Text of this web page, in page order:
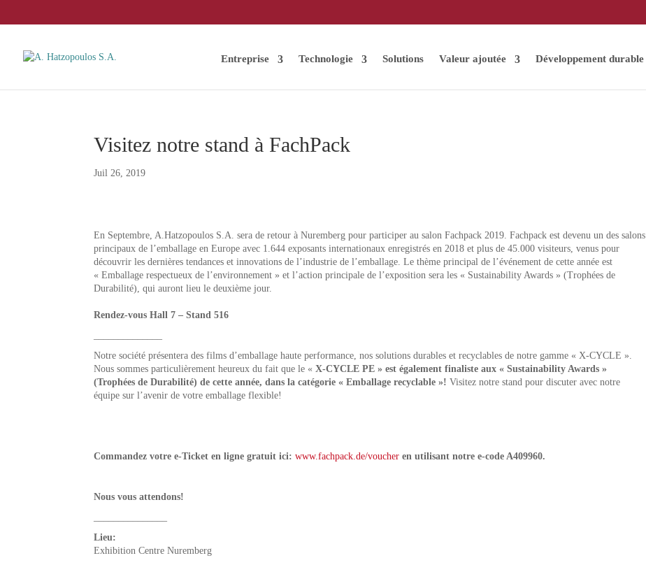
Entreprise Technologie Solutions Valeur ajoutée Développement durable
Visitez notre stand à FachPack
Juil 26, 2019
En Septembre, A.Hatzopoulos S.A. sera de retour à Nuremberg pour participer au salon Fachpack 2019. Fachpack est devenu un des salons
principaux de l’emballage en Europe avec 1.644 exposants internationaux enregistrés en 2018 et plus de 45.000 visiteurs, venus pour
découvrir les dernières tendances et innovations de l’industrie de l’emballage. Le thème principal de l’événement de cette année est
« Emballage respectueux de l’environnement » et l’action principale de l’exposition sera les « Sustainability Awards » (Trophées de
Durabilité), qui auront lieu le deuxième jour.
Rendez-vous Hall 7 – Stand 516
Notre société présentera des films d’emballage haute performance, nos solutions durables et recyclables de notre gamme « X-CYCLE ».
Nous sommes particulièrement heureux du fait que le «X-CYCLE PE » est également finaliste aux « Sustainability Awards »
(Trophées de Durabilité) de cette année, dans la catégorie « Emballage recyclable »!Visitez notre stand pour discuter avec notre
équipe sur l’avenir de votre emballage flexible!
Commandez votre e-Ticket en ligne gratuit ici: www.fachpack.de/voucher en utilisant notre e-code A409960.
Nous vous attendons!
Lieu:
Exhibition Centre Nuremberg